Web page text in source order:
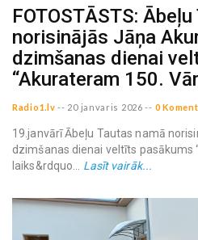
FOTOSTĀSTS:
norisinājās Jāņa
dzimšanas dienai
“Akurateram 150.
Radio1.lv -- 20 janvaris 2026 -- 0
19.janvārī Ābeļu Tautas namā
dzimšanas dienai veltīts pasākums
laiks&rdquo... Lasīt vairāk...